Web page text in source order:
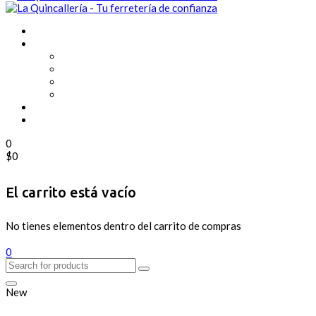
0
$0
El carrito está vacío
No tienes elementos dentro del carrito de compras
0
New